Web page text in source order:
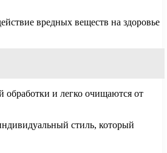
вредных веществ на здоровье
и легко очищаются от
стиль, который